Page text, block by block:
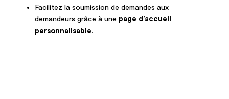
Facilitez la soumission de demandes aux
demandeurs grâce à une page d’accueil
personnalisable.